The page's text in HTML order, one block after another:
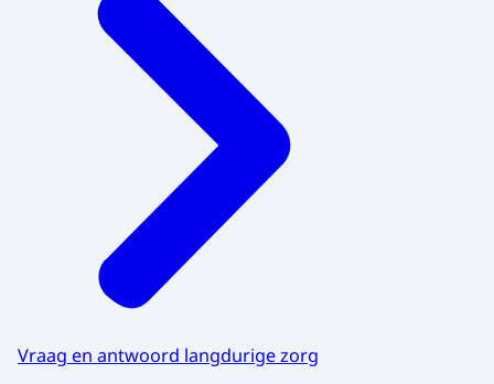
Vraag en antwoord langdurige zorg